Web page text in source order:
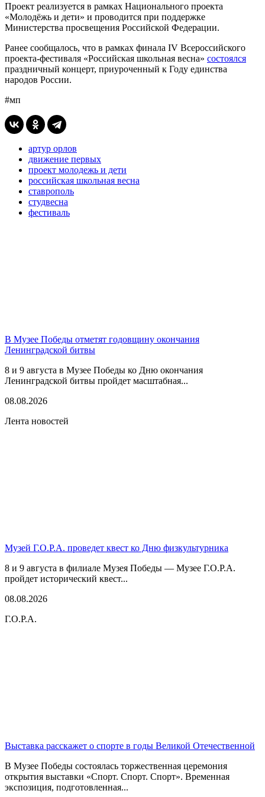
Проект реализуется в рамках Национального проекта
«Молодёжь и дети» и проводится при поддержке
Министерства просвещения Российской Федерации.
Ранее сообщалось, что в рамках финала IV Всероссийского
проекта-фестиваля «Российская школьная весна» состоялся
праздничный концерт, приуроченный к Году единства
народов России.
#мп
артур орлов
движение первых
проект молодежь и дети
российская школьная весна
ставрополь
студвесна
фестиваль
В Музее Победы отметят годовщину окончания
Ленинградской битвы
8 и 9 августа в Музее Победы ко Дню окончания
Ленинградской битвы пройдет масштабная...
08.08.2026
Лента новостей
Музей Г.О.Р.А. проведет квест ко Дню физкультурника
8 и 9 августа в филиале Музея Победы — Музее Г.О.Р.А.
пройдет исторический квест...
08.08.2026
Г.О.Р.А.
Выставка расскажет о спорте в годы Великой Отечественной
В Музее Победы состоялась торжественная церемония
открытия выставки «Спорт. Спорт. Спорт». Временная
экспозиция, подготовленная...